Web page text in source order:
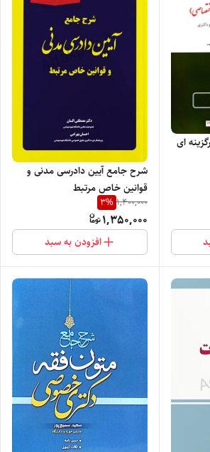
ای
شرح جامع آیین دادرسی مدنی و
قوانین خاص مرتبط
1,400,000
3%
1,350,000
افزودن به سبد